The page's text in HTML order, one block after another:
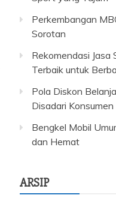
Perkembangan
Sorotan
Rekomendasi
Terbaik untuk
Pola Diskon
Disadari Konsumen
Bengkel Mobil
dan Hemat
ARSIP